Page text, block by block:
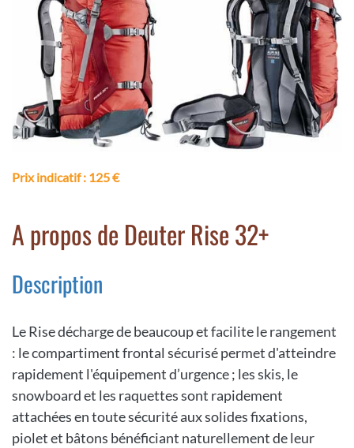
Prix indicatif: 125 €
A propos de Deuter Rise 32+
Description
Le Rise décharge de beaucoup et facilite le rangement
: le compartiment frontal sécurisé permet d'atteindre
rapidement l'équipement d’urgence ; les skis, le
snowboard et les raquettes sont rapidement
attachées en toute sécurité aux solides fixations,
piolet et bâtons bénéficiant naturellement de leur